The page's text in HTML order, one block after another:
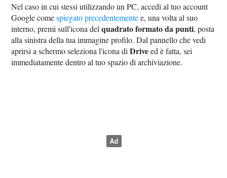
Nel caso in cui stessi utilizzando un PC, accedi al tuo account
Google comespiegato precedentementee, una volta al suo
interno, premi sull'icona delquadrato formato da punti, posta
alla sinistra della tua immagine profilo. Dal pannello che vedi
aprirsi a schermo seleziona l'icona diDriveed è fatta, sei
immediatamente dentro al tuo spazio di archiviazione.